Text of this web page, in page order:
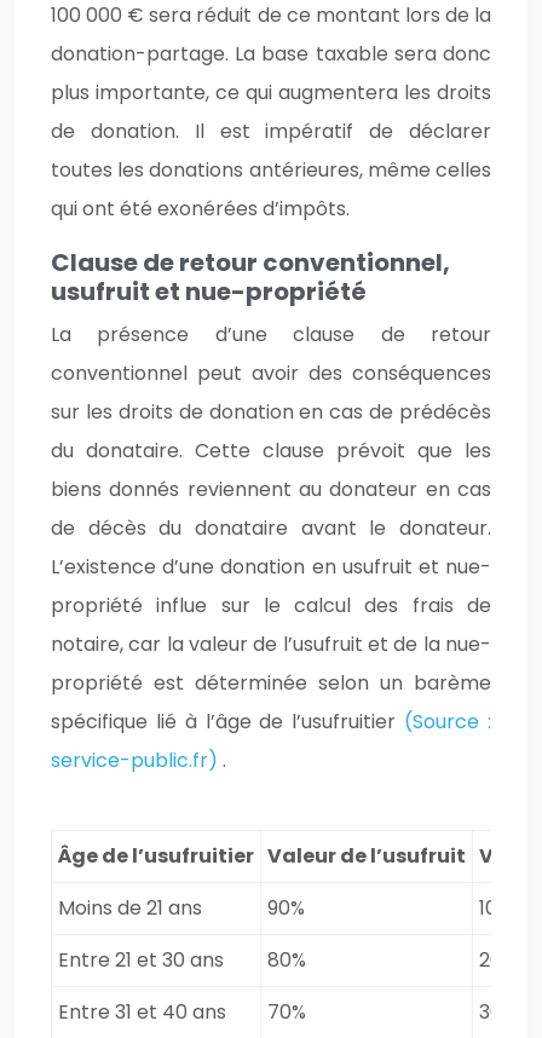
100 000 € sera réduit de ce montant lors de la
donation-partage. La base taxable sera donc
plus importante, ce qui augmentera les droits
de donation. Il est impératif de déclarer
toutes les donations antérieures, même celles
qui ont été exonérées d’impôts.
Clause de retour conventionnel,
usufruit et nue-propriété
La présence d’une clause de retour
conventionnel peut avoir des conséquences
sur les droits de donation en cas de prédécès
du donataire. Cette clause prévoit que les
biens donnés reviennent au donateur en cas
de décès du donataire avant le donateur.
L’existence d’une donation en usufruit et nue-
propriété influe sur le calcul des frais de
notaire, car la valeur de l’usufruit et de la nue-
propriété est déterminée selon un barème
spécifique lié à l’âge de l’usufruitier (Source :
service-public.fr) .
Âge de l’usufruitier Valeur de l’usufruit
Moins de 21 ans
90%
10%
Entre 21 et 30 ans
80%
20%
Entre 31 et 40 ans
70%
30%